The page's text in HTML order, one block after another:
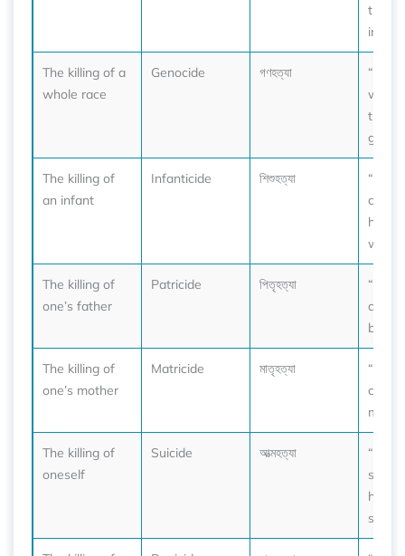
the
The killing of a
whole race
Genocide গণহত্যা
tragic
The killing of
an infant
Infanticide শিশুহত্যা
The killing of
one’s father
Patricide পিতৃহত্যা
but
The killing of
one’s mother
Matricide মাতৃহত্যা
“The
The killing of
oneself
Suicide আত্মহত্যা
help